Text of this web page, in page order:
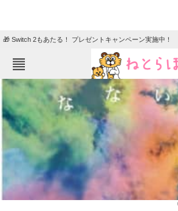
🎁 Switch 2もあたる！ プレゼントキャンペーン実施中！
ねとらぼメニュー
TOP ニュース
エンタメ クイズ
グルメ 地域
リサーチ